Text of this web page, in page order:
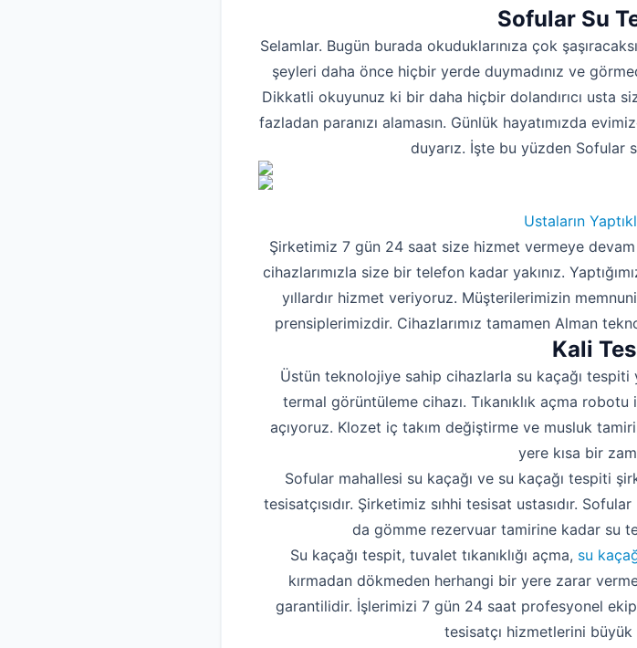
Sofular Su
Selamlar. Bugün burada okuduklarınıza çok
şeyleri daha önce hiçbir yerde duymadınız ve
Dikkatli okuyunuz ki bir daha hiçbir dolandırıcı usta
fazladan paranızı alamasın. Günlük hayatımızda
duyarız. İşte bu yüzden Sofular
Ustaların
Şirketimiz 7 gün 24 saat size hizmet vermeye
cihazlarımızla size bir telefon kadar yakınız.
yıllardır hizmet veriyoruz. Müşterilerimizin
prensiplerimizdir. Cihazlarımız tamamen Alman
Kali
Üstün teknolojiye sahip cihazlarla su kaçağı tespiti
termal görüntüleme cihazı. Tıkanıklık açma
açıyoruz. Klozet iç takım değiştirme ve musluk
yere kısa bir
Sofular mahallesi su kaçağı ve su kaçağı tespiti
tesisatçısıdır. Şirketimiz sıhhi tesisat ustasıdır.
da gömme rezervuar tamirine kadar su
Su kaçağı tespit, tuvalet tıkanıklığı açma, su
kırmadan dökmeden herhangi bir yere zarar
garantilidir. İşlerimizi 7 gün 24 saat profesyonel
tesisatçı hizmetlerini